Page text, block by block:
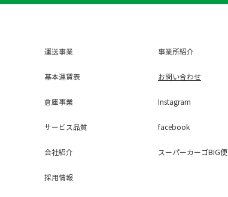
運送事業
基本運賃表
倉庫事業
サービス品質
会社紹介
採用情報
事業所紹介
お問い合わせ
Instagram
facebook
スーパーカーゴBIG便